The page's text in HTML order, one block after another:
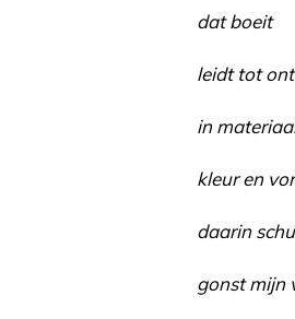
dat boeit
leidt tot
in
kleur en
daarin
gonst mijn